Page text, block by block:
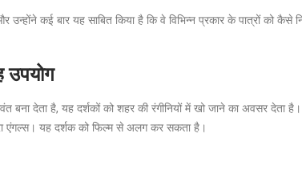
कई बार यह साबित किया है कि वे विभिन्न प्रकार के पात्रों को
उपयोग
बना देता है, यह दर्शकों को शहर की रंगीनियों में खो जाने का अवसर देता
एंगल्स। यह दर्शक को फिल्म से अलग कर सकता है।